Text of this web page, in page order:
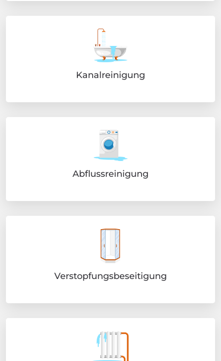
Kanalreinigung
Abflussreinigung
Verstopfungsbeseitigung